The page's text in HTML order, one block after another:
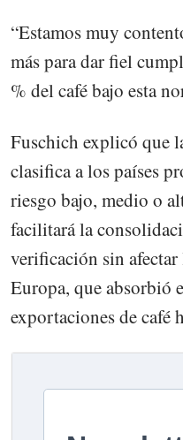
“Estamos muy
más para dar fiel
% del café bajo esta
Fuschich explicó que
clasifica a los países
riesgo bajo, medio o
facilitará la
verificación sin
Europa, que absorbió
exportaciones de café